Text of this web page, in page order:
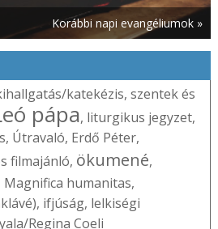
Korábbi napi evangéliumok »
katekézis, szentek és
pápa, liturgikus jegyzet,
, Útravaló, Erdő Péter,
filmajánló, ökumené,
Magnifica humanitas,
, ifjúság, lelkiségi
Regina Coeli